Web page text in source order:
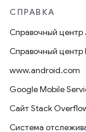
СПРАВКА
Справочный центр
Справочный центр
www.android.com
Google Mobile
Сайт Stack
Система